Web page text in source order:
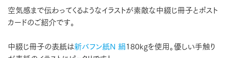
空気感まで伝わってくるようなイラストが素敵な中綴じ冊子とポスト
カードのご紹介です。
中綴じ冊子の表紙は新バフン紙N 絹 180kgを使用。優しい手触り